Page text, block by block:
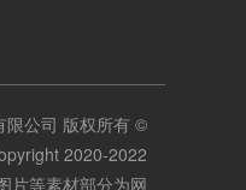
限公司 版权所有 ©
2020-2022
片等素材部分为网